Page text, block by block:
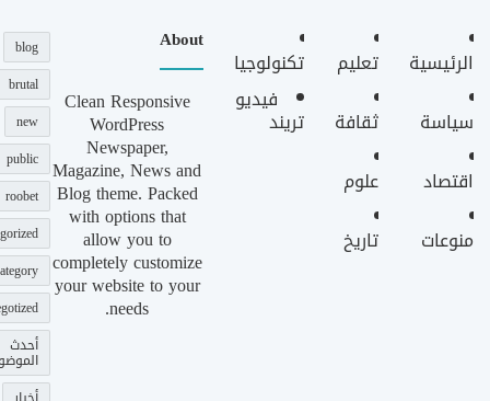
الرئيسية
سياسة
اقتصاد
منوعات
تعليم
ثقافة
علوم
تاريخ
تكنولوجيا
فيديو
تريند
About
Clean Responsive
WordPress
Newspaper,
Magazine, News and
Blog theme. Packed
with options that
allow you to
completely customize
your website to your
needs.
blog
brutal
new
public
roobet
أحدث